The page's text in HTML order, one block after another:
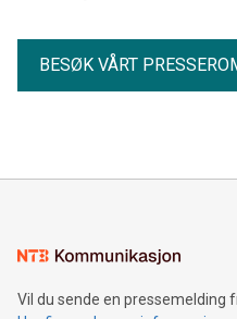
BESØK VÅRT
Vil du sende en pressemelding